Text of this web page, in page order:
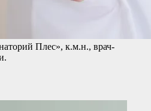
Плес», к.м.н., врач-